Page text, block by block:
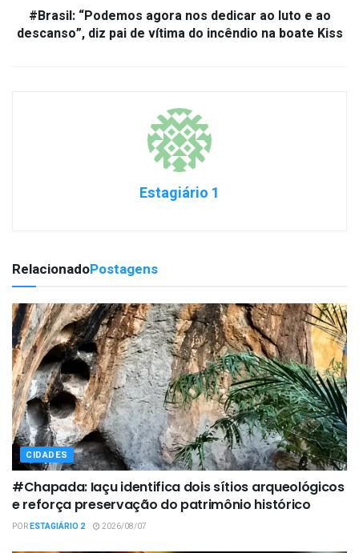
#Brasil: “Podemos agora nos dedicar ao luto e ao
descanso”, diz pai de vítima do incêndio na boate Kiss
Estagiário 1
RelacionadoPostagens
CIDADES
#Chapada: Iaçu identifica dois sítios arqueológicos
e reforça preservação do patrimônio histórico
PORESTAGIÁRIO 2 2026/08/07